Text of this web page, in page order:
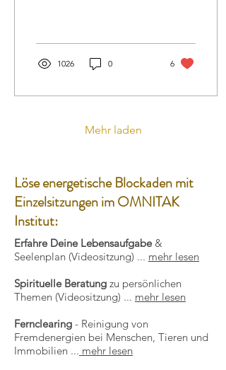
1026 0 6
Mehr laden
Löse energetische Blockaden mit
Einzelsitzungen im OMNITAK
Institut:
Erfahre Deine Lebensaufgabe&
Seelenplan (Videositzung) ... mehr lesen
Spirituelle Beratung zu persönlichen
Themen (Videositzung) ... mehr lesen
Fernclearing - Reinigung von
Fremdenergien bei Menschen, Tieren und
Immobilien ... mehr lesen